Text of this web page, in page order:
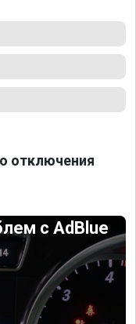
отключения
с AdBlue